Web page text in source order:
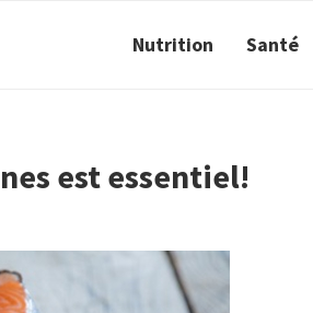
Nutrition Santé
est essentiel!